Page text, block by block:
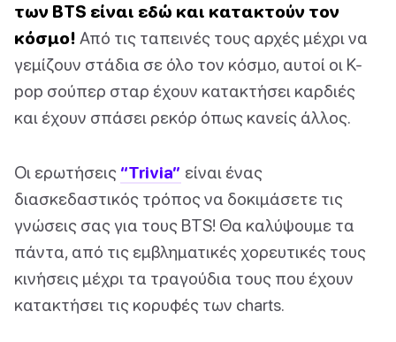
των BTS είναι εδώ και κατακτούν τον
κόσμο! Από τις ταπεινές τους αρχές μέχρι να
γεμίζουν στάδια σε όλο τον κόσμο, αυτοί οι K-
pop σούπερ σταρ έχουν κατακτήσει καρδιές
και έχουν σπάσει ρεκόρ όπως κανείς άλλος.
Οι ερωτήσεις “Trivia” είναι ένας
διασκεδαστικός τρόπος να δοκιμάσετε τις
γνώσεις σας για τους BTS! Θα καλύψουμε τα
πάντα, από τις εμβληματικές χορευτικές τους
κινήσεις μέχρι τα τραγούδια τους που έχουν
κατακτήσει τις κορυφές των charts.